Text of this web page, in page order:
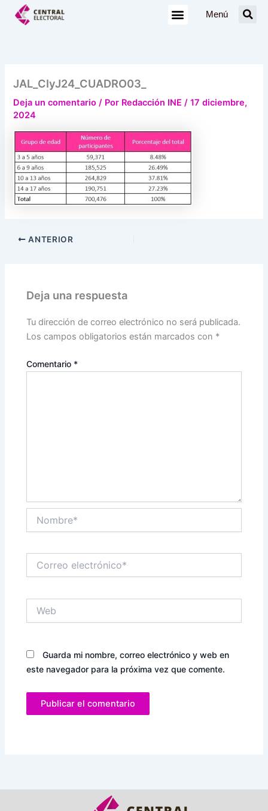
Menú
JAL_CIyJ24_CUADRO03_
Deja un comentario / Por Redacción INE/17 diciembre,
2024
ANTERIOR
Deja una respuesta
Tu dirección de correo electrónico no será publicada.
Los campos obligatorios están marcados con *
Comentario *
electrónico*
Guarda mi nombre, correo electrónico y web en
este navegador para la próxima vez que comente.